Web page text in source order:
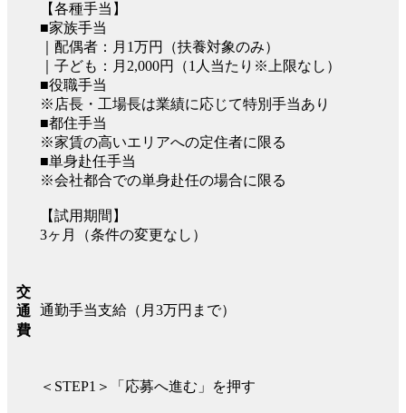
【各種手当】
■家族手当
｜配偶者：月1万円（扶養対象のみ）
｜子ども：月2,000円（1人当たり※上限なし）
■役職手当
※店長・工場長は業績に応じて特別手当あり
■都住手当
※家賃の高いエリアへの定住者に限る
■単身赴任手当
※会社都合での単身赴任の場合に限る
【試用期間】
3ヶ月（条件の変更なし）
交
通
費
通勤手当支給（月3万円まで）
＜STEP1＞「応募へ進む」を押す